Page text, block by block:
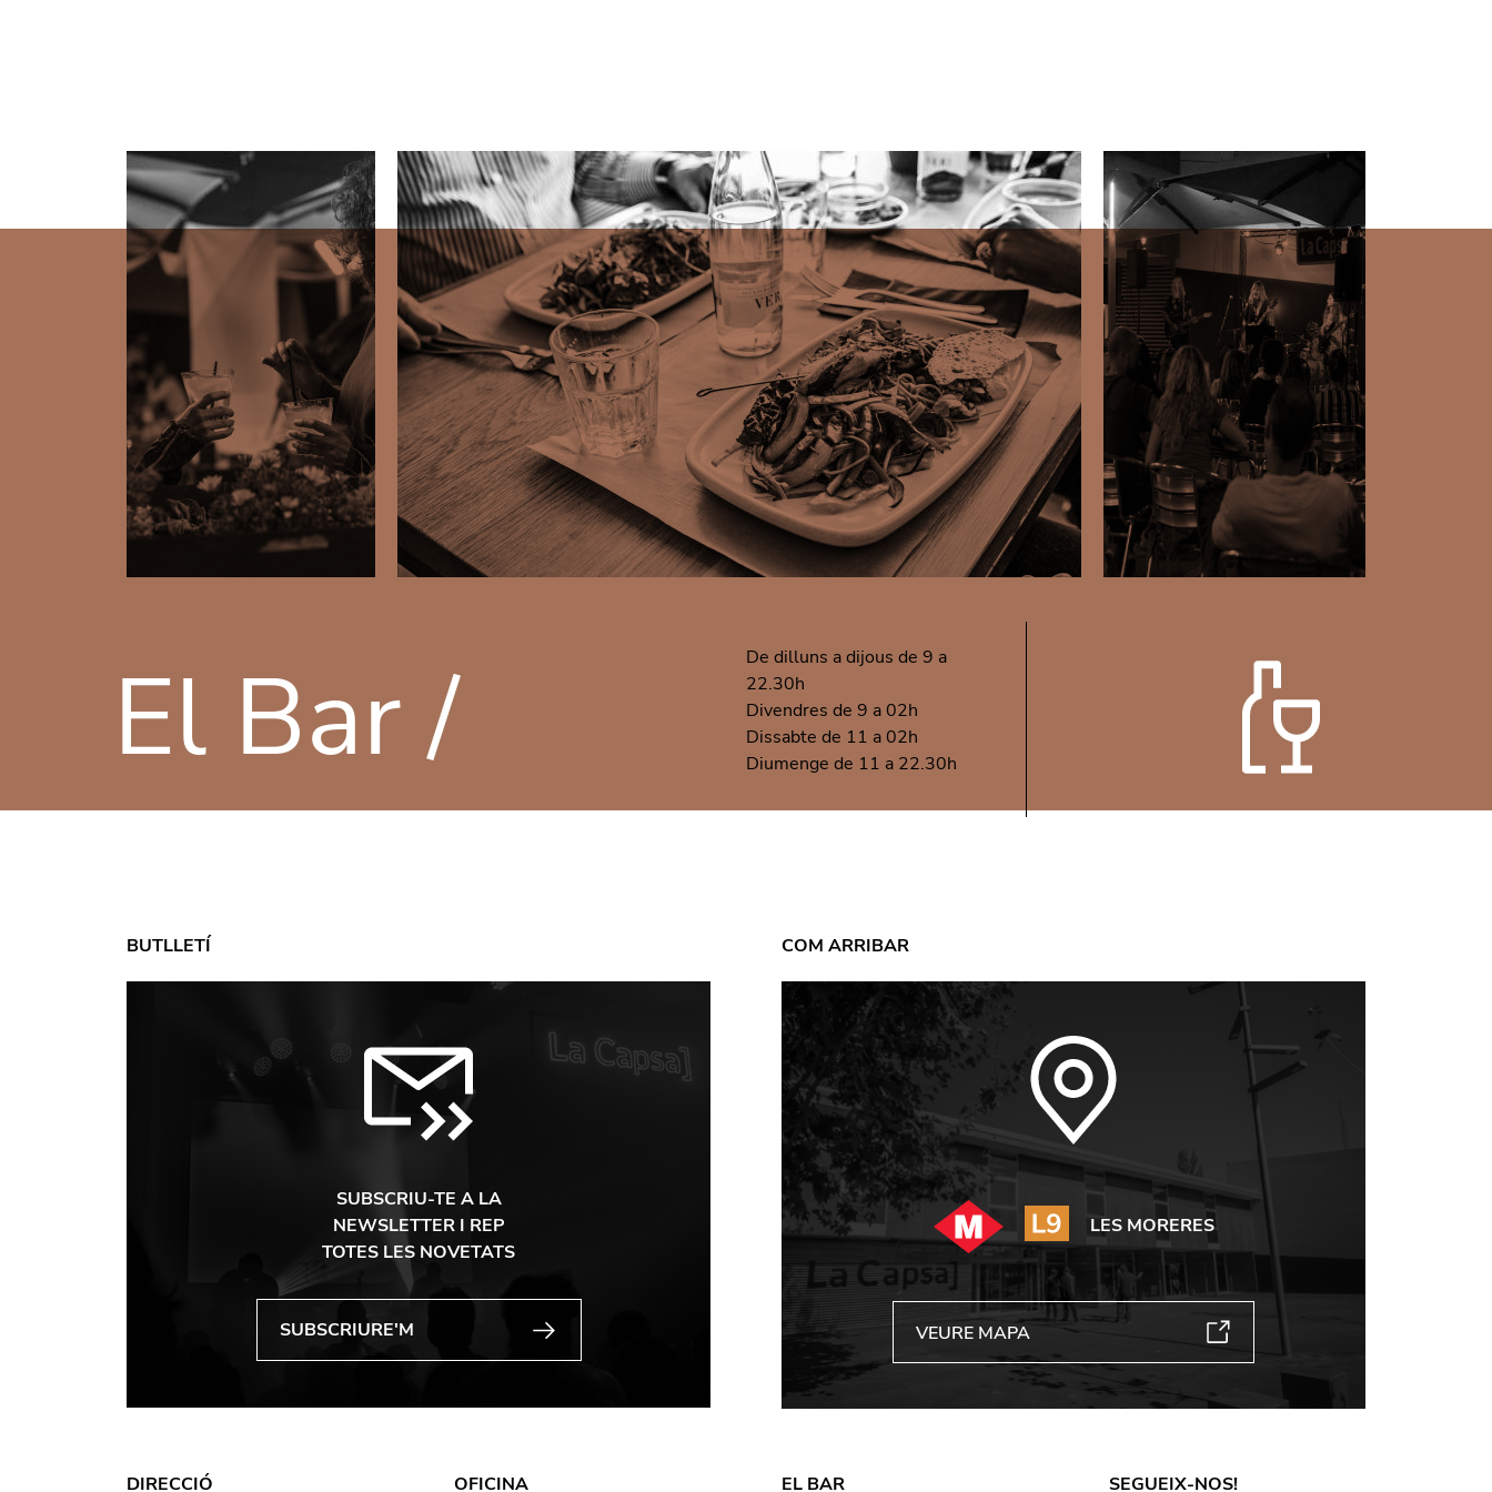
El Bar /
De dilluns a dijous de 9 a
22.30h
Divendres de 9 a 02h
Dissabte de 11 a 02h
Diumenge de 11 a 22.30h
BUTLLETÍ
SUBSCRIU-TE A LA
NEWSLETTER I REP
TOTES LES NOVETATS
COM ARRIBAR
LES MORERES
VEURE MAPA
DIRECCIÓ OFICINA EL BAR SEGUEIX-NOS!